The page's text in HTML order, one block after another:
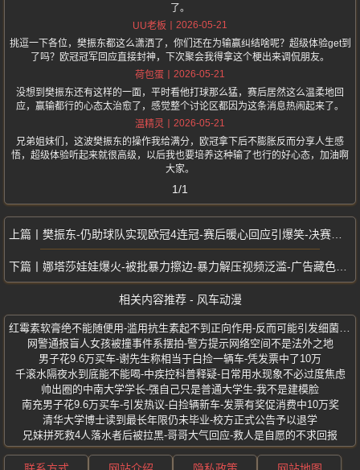
了。
UU老板
2026-05-21
挑逗一下各位，樊振东都这么潇洒了，你们还在为输赢纠结啥呢？超级体验get到
了吗？欧冠冠军回应直接封神，下次聚会我得拿这个梗出来调侃朋友。
荷包蛋
2026-05-21
没想到樊振东还有这样的一面，平时看他打球那么猛，赛后居然这么温柔地回
应，赢输都行的心态太治愈了，感觉整个讨论区都因为这条消息热闹起来了。
温精灵
2026-05-21
兄弟姐妹们，这波樊振东的操作我给满分，欧冠拿下后不膨胀反而分享人生感
悟，超级体验听起来就很高级，以后我也要培养这种输了也行的好心态，加油啊
大家。
1/1
樊振东-仍助球队实现欧冠4连冠-赛后暖心回应引爆笑-决赛连负勒布伦兄弟
娜塔莎娃娃爆火-被批暴力擦边-暴力解压视频泛滥-广告藏色情擦边
相关内容推荐 - 风车动漫
网警通报盲人女孩被撞事件系摆拍-警方提示网络空间不是法外之地
男子花9.6万买车-谢先生称相当于白捡一辆车-凭发票中了10万
千滚水隔夜水到底能不能喝-中疾控科普释疑-日常用水现象不必过度焦虑
帅出圈的中南大学学长-强自己只是普通大学生-我不是建模脸
南充男子花9.6万买车-引发热议-白捡辆新车-发票有奖促消费中10万奖
清华大学博士读到最长年限仍未毕业-校方正式公告予以退学
兄妹拼死救4人落水者后被拉黑-哥哥大气回应-救人是自愿的不求回报